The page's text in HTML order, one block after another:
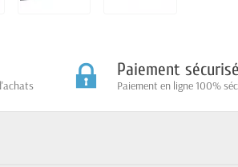
Paiement sécurisé
Paiement en ligne 100%